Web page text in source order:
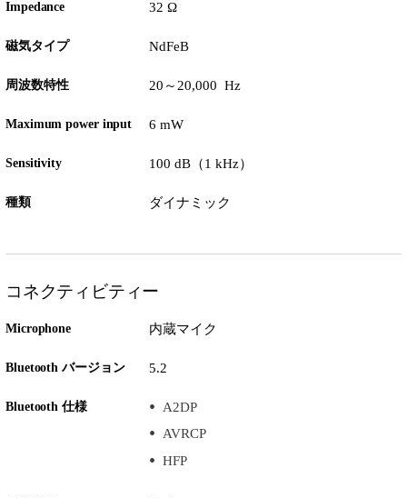
Impedance 32 Ω
磁気タイプ NdFeB
周波数特性 20～20,000 Hz
Maximum power input 6 mW
Sensitivity 100 dB（1 kHz）
種類 ダイナミック
コネクティビティー
Microphone 内蔵マイク
Bluetooth バージョン 5.2
Bluetooth 仕様
A2DP
AVRCP
HFP